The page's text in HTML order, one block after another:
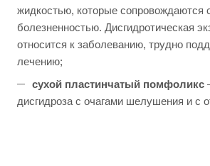
жидкостью, которые сопровождаются
болезненностью. Дисгидротическая
относится к заболеванию, трудно
лечению;
сухой пластинчатый помфоликс
дисгидроза с очагами шелушения и с